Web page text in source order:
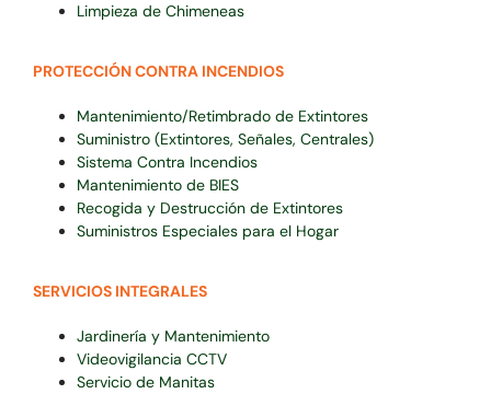
Limpieza de Chimeneas
PROTECCIÓN CONTRA INCENDIOS
Mantenimiento/Retimbrado de Extintores
Suministro (Extintores, Señales, Centrales)
Sistema Contra Incendios
Mantenimiento de BIES
Recogida y Destrucción de Extintores
Suministros Especiales para el Hogar
SERVICIOS INTEGRALES
Jardinería y Mantenimiento
Videovigilancia CCTV
Servicio de Manitas